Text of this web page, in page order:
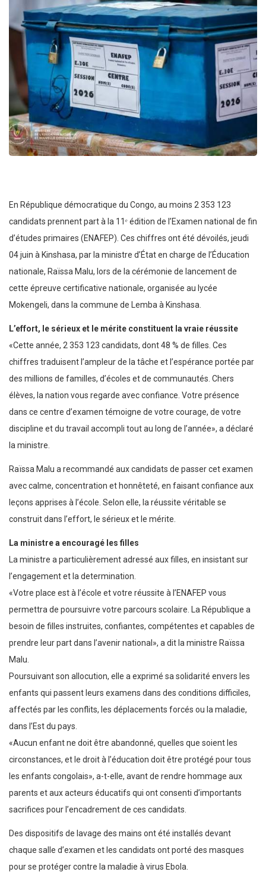
En République démocratique du Congo, au moins 2 353 123
candidats prennent part à la 11ᵉ édition de l’Examen national de fin
d’études primaires (ENAFEP). Ces chiffres ont été dévoilés, jeudi
04 juin à Kinshasa, par la ministre d’État en charge de l’Éducation
nationale, Raïssa Malu, lors de la cérémonie de lancement de
cette épreuve certificative nationale, organisée au lycée
Mokengeli, dans la commune de Lemba à Kinshasa.
L’effort, le sérieux et le mérite constituent la vraie réussite
«Cette année, 2 353 123 candidats, dont 48 % de filles. Ces
chiffres traduisent l’ampleur de la tâche et l’espérance portée par
des millions de familles, d’écoles et de communautés. Chers
élèves, la nation vous regarde avec confiance. Votre présence
dans ce centre d’examen témoigne de votre courage, de votre
discipline et du travail accompli tout au long de l’année», a déclaré
la ministre.
Raïssa Malu a recommandé aux candidats de passer cet examen
avec calme, concentration et honnêteté, en faisant confiance aux
leçons apprises à l’école. Selon elle, la réussite véritable se
construit dans l’effort, le sérieux et le mérite.
La ministre a encouragé les filles
La ministre a particulièrement adressé aux filles, en insistant sur
l’engagement et la determination.
«Votre place est à l’école et votre réussite à l’ENAFEP vous
permettra de poursuivre votre parcours scolaire. La République a
besoin de filles instruites, confiantes, compétentes et capables de
prendre leur part dans l’avenir national», a dit la ministre Raïssa
Malu.
Poursuivant son allocution, elle a exprimé sa solidarité envers les
enfants qui passent leurs examens dans des conditions difficiles,
affectés par les conflits, les déplacements forcés ou la maladie,
dans l’Est du pays.
«Aucun enfant ne doit être abandonné, quelles que soient les
circonstances, et le droit à l’éducation doit être protégé pour tous
les enfants congolais», a-t-elle, avant de rendre hommage aux
parents et aux acteurs éducatifs qui ont consenti d’importants
sacrifices pour l’encadrement de ces candidats.
Des dispositifs de lavage des mains ont été installés devant
chaque salle d’examen et les candidats ont porté des masques
pour se protéger contre la maladie à virus Ebola.